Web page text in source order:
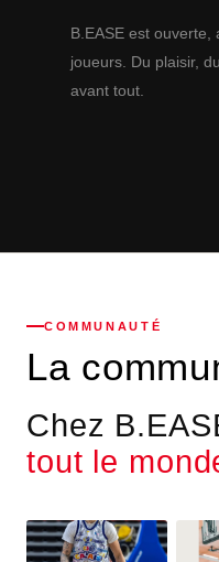
B.EASE est
joueurs. Du plaisir,
avant tout.
COMMUNAUTÉ
La
Chez
tout le